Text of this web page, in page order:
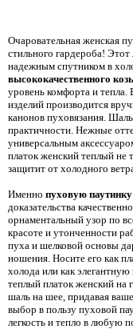
Очаровательная женская
стильного гардероба!
надежным спутником в
высококачественного
уровень комфорта и
изделий производится
канонов пуховязания.
практичности. Нежные
универсальным
платок женский теплый не
защитит от холодного
Именно пуховую паутинку
доказательства
орнаментальный узор по
красоте и утонченности
пуха и шелковой основы
ношения. Носите его как
холода или как
теплый платок женский на
шаль на шее, придавая
выбор в пользу пуховой
легкость и тепло в любую